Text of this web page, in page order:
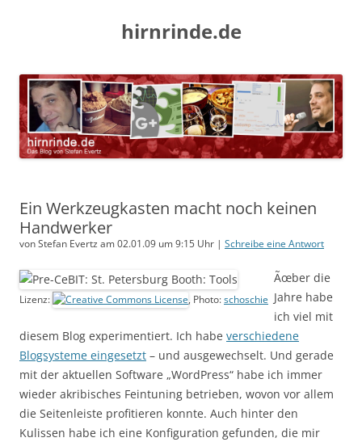
hirnrinde.de
Ein Werkzeugkasten macht noch keinen
Handwerker
von Stefan Evertz am 02.01.09 um 9:15 Uhr | Schreibe eine Antwort
Lizenz: , Photo: schoschie
Ãœber die
Jahre habe
ich viel mit
diesem Blog experimentiert. Ich habe verschiedene
Blogsysteme eingesetzt – und ausgewechselt. Und gerade
mit der aktuellen Software „WordPress“ habe ich immer
wieder akribisches Feintuning betrieben, wovon vor allem
die Seitenleiste profitieren konnte. Auch hinter den
Kulissen habe ich eine Konfiguration gefunden, die mir